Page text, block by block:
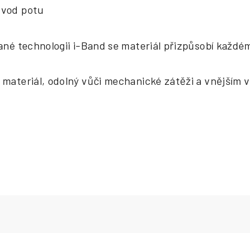
potu
technologii i-Band se materiál přizpůsobí
odolný vůči mechanické zátěži a vnějším